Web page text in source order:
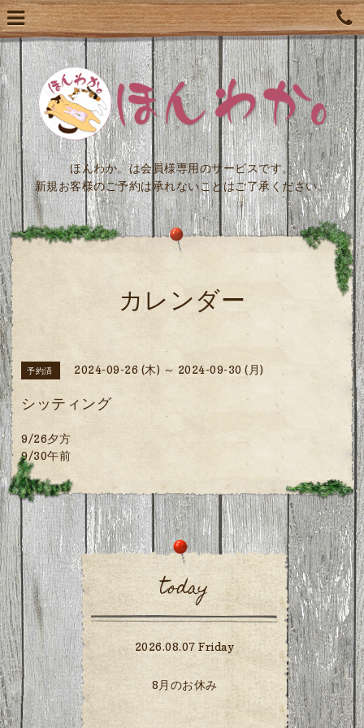
ほんわか。は会員様専用のサービスです。
新規お客様のご予約は承れないことはご了承ください。
カレンダー
予約済 2024-09-26 (木) ～ 2024-09-30 (月)
シッティング
9/26夕方
9/30午前
today
2026.08.07 Friday
8月のお休み